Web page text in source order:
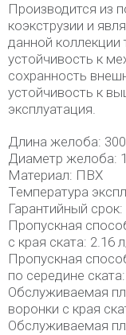
Производится из
коэкструзии и
данной коллекции
устойчивость к
сохранность
устойчивость к
эксплуатация.
Длина желоба:
Диаметр желоба:
Материал: ПВХ
Температура
Гарантийный срок:
Пропускная
с края ската: 2.16
Пропускная
по середине
Обслуживаемая
воронки с края
Обслуживаемая